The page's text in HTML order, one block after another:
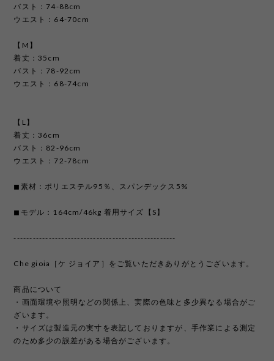
バスト：74-88cm
ウエスト：64-70cm
【M】
着丈：35cm
バスト：78-92cm
ウエスト：68-74cm
【L】
着丈：36cm
バスト：82-96cm
ウエスト：72-78cm
◼︎素材：ポリエステル95％、スパンデックス5%
◼︎モデル：164cm/46kg 着用サイズ【S】
---------------------------------------------------
Che gioia［ケ ジョイア］をご覧いただきありがとうございます。
商品について
・画面環境や照明などの関係上、実際の色味と多少異なる場合がご
ざいます。
・サイズは製造元の実寸を表記しておりますが、手作業による測定
のため多少の誤差がある場合がございます。